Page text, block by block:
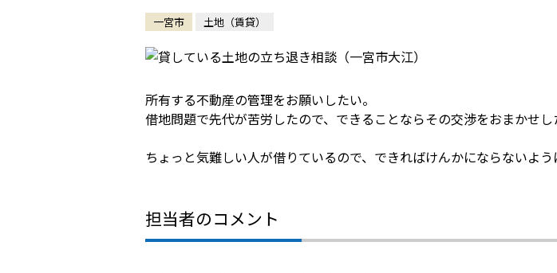
一宮市 土地（賃貸）
所有する不動産の管理をお願いしたい。
借地問題で先代が苦労したので、できることならその交渉をおまかせし
ちょっと気難しい人が借りているので、できればけんかにならないよう
担当者のコメント